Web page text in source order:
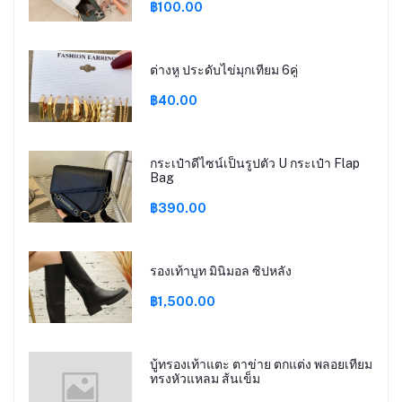
฿100.00
ต่างหู ประดับไข่มุกเทียม 6คู่
฿40.00
กระเป๋าดีไซน์เป็นรูปตัว U กระเป๋า Flap
Bag
฿390.00
รองเท้าบูท มินิมอล ซิปหลัง
฿1,500.00
บู้ทรองเท้าแตะ ตาข่าย ตกแต่ง พลอยเทียม
ทรงหัวแหลม ส้นเข็ม